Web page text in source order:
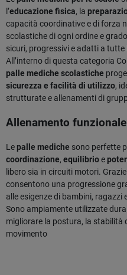
l’educazione fisica, la
capacità coordinative e di forza
scolastiche di ogni ordine e
sicuri, progressivi e adatti a tutte
All’interno di questa categoria
palle mediche scolastiche
sicurezza e facilità di utilizzo,
strutturate e allenamenti di
Allenamento
Lepalle mediche sono perfette
coordinazione, equilibrioe
libero sia in circuiti motori.
consentono una progressione
alle esigenze di bambini, ragazzi
Sono ampiamente utilizzate
migliorare la postura, la stabilità
movimento